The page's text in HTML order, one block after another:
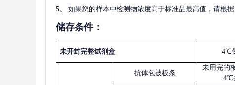
5、 如果您的样本中检测物浓度高于标准品最高值，请根据
储存条件：
未开封完整试剂盒 4℃
抗体包被板条
未用完的
4℃